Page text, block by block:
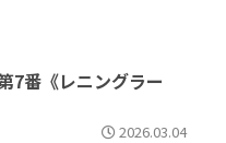
7番《レニングラー
2026.03.04